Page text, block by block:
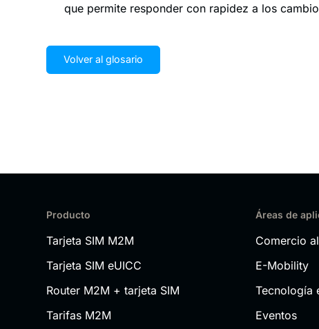
que permite responder con rapidez a los
Volver al glosario
Producto
Tarjeta SIM M2M
Tarjeta SIM eUICC
Router M2M + tarjeta SIM
Tarifas M2M
Áreas de
Comercio
E-Mobility
Tecnología
Eventos